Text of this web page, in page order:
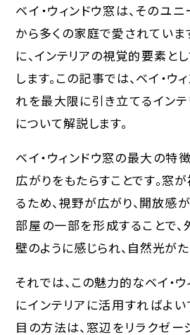
ベイ・ウィンドウ窓は、そのユ
から多くの家庭で愛されていま
に、インテリアの視覚的要素と
します。この記事では、ベイ・ウ
れを最大限に引き立てるイン
について解説します。
ベイ・ウィンドウ窓の最大の特
広がりをもたらすことです。窓
るため、視野が広がり、開放感
部屋の一部を形成することで
壁のように感じられ、自然光がた
それでは、この魅力的なベイ・
にインテリアに活用すればよい
目の方法は、窓辺をリラクゼー